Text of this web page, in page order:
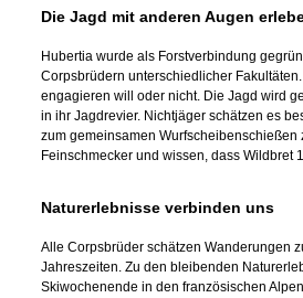
Die Jagd mit anderen Augen
Hubertia wurde als Forstverbindung
Corpsbrüdern unterschiedlicher
engagieren will oder nicht. Die Jagd wird
in ihr Jagdrevier. Nichtjäger schätzen es
zum gemeinsamen
Feinschmecker und wissen, dass Wildbret
Naturerlebnisse verbinden uns
Alle Corpsbrüder schätzen Wanderungen
Jahreszeiten. Zu den bleibenden
Skiwochenende in den französischen